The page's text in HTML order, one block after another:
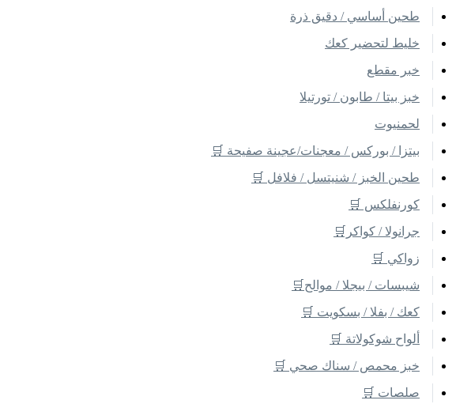
طحين أساسي / دقيق ذرة
خليط لتحضير كعك
خبر مقطع
خبز بيتا / طابون / تورتيلا
لحمنيوت
بيتزا / بوركس / معجنات/عجينة صفيحة 🛒
طحين الخبز / شنيتسل / فلافل 🛒
كورنفلكس 🛒
جرانولا / كواكر🛒
زواكي 🛒
شيبسات / بيجلا / موالح🛒
كعك / بفلا / بسكويت 🛒
ألواح شوكولاتة 🛒
خبز محمص / سناك صحي 🛒
صلصات 🛒